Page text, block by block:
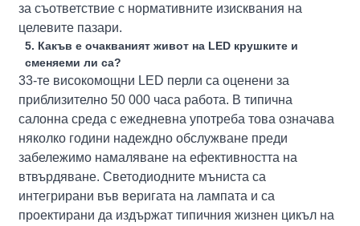
за съответствие с нормативните изисквания на
целевите пазари.
5. Какъв е очакваният живот на LED крушките и
сменяеми ли са?
33-те високомощни LED перли са оценени за
приблизително 50 000 часа работа. В типична
салонна среда с ежедневна употреба това означава
няколко години надеждно обслужване преди
забележимо намаляване на ефективността на
втвърдяване. Светодиодните мъниста са
интегрирани във веригата на лампата и са
проектирани да издържат типичния жизнен цикъл на